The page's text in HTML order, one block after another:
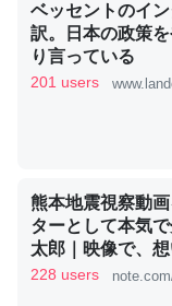
ジになったり努力
─ニュース :: 【研究
いのか」に関する新仮
ウチもEchoを実
ちぼちRingも置
位置情報を共有し
これ見て生きてる
ベッセントのイ
訳。日本の政策
り言っている
201 users
熊本地震視察動
ターとして本気
太郎｜映像で、
228 users